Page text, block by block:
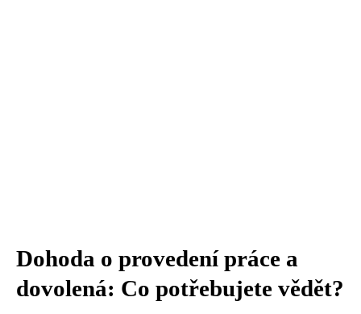
Dohoda o provedení práce a
dovolená: Co potřebujete vědět?